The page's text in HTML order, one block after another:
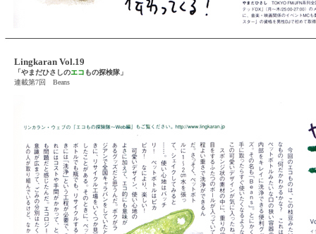
Lingkaran Vol.19
「やまだひさしのエコ もの探検隊」
連載第7回 Beans